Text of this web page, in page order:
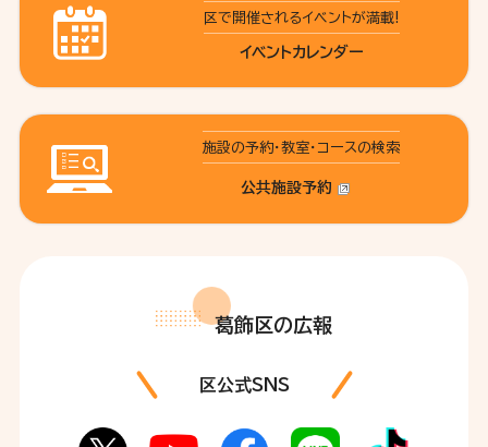
区で開催されるイベントが満載!
イベントカレンダー
施設の予約・教室・コースの検索
公共施設予約
葛飾区の広報
区公式SNS